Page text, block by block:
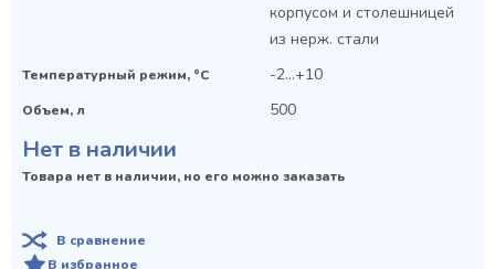
корпусом и столешницей
из нерж. стали
Температурный режим, °C -2...+10
Объем, л 500
Нет в наличии
Товара нет в наличии, но его можно заказать
В сравнение
В избранное